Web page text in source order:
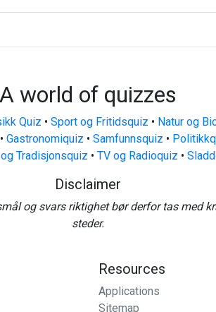
A world of quizzes
Quiz • Sport og Fritidsquiz • Natur og
• Gastronomiquiz • Samfunnsquiz •
Tradisjonsquiz • TV og Radioquiz •
Disclaimer
og svars riktighet bør derfor tas med
steder.
Resources
Applications
Sitemap